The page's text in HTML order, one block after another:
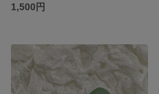
1,500円